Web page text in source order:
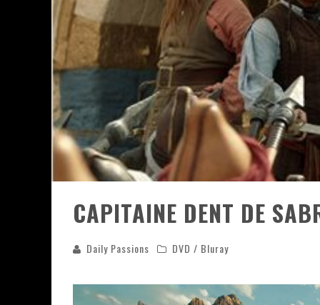
« LE VENT DAND LES SAULES
« DAMN THEM ALL » - UN DUO
YOSHI AND THE MYSTERIOUS
« WOLF-MAN / INTEGRALE
CAPITAINE DENT DE
Daily Passions DVD / Bluray